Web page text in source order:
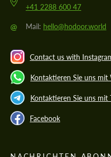
+41 2288 600 47
@ Mail: hello@hodoor.world
Contact us with
Kontaktieren Sie uns mit
Kontaktieren Sie uns mit
Facebook